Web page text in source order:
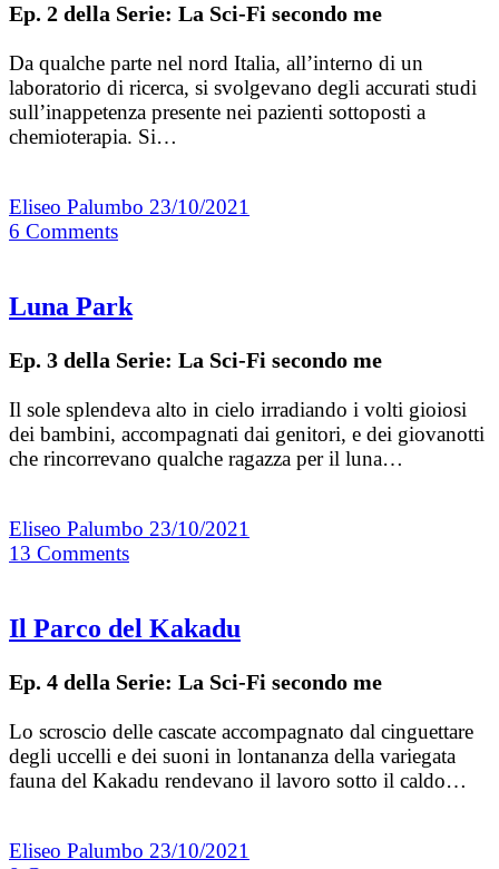
Ep. 2 della Serie: La Sci-Fi secondo me
Da qualche parte nel nord Italia, all’interno di un
laboratorio di ricerca, si svolgevano degli accurati studi
sull’inappetenza presente nei pazienti sottoposti a
chemioterapia. Si…
Eliseo Palumbo 23/10/2021
6 Comments
Luna Park
Ep. 3 della Serie: La Sci-Fi secondo me
Il sole splendeva alto in cielo irradiando i volti gioiosi
dei bambini, accompagnati dai genitori, e dei giovanotti
che rincorrevano qualche ragazza per il luna…
Eliseo Palumbo 23/10/2021
13 Comments
Il Parco del Kakadu
Ep. 4 della Serie: La Sci-Fi secondo me
Lo scroscio delle cascate accompagnato dal cinguettare
degli uccelli e dei suoni in lontananza della variegata
fauna del Kakadu rendevano il lavoro sotto il caldo…
Eliseo Palumbo 23/10/2021